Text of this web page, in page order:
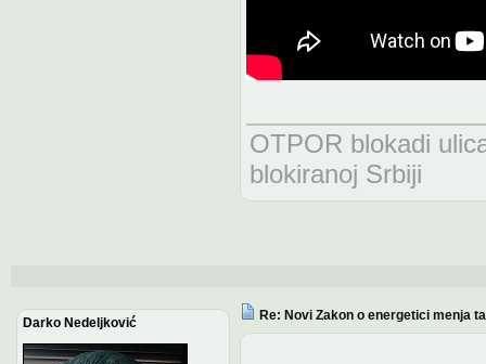
OTPOR blokadi
blokiranoj Srbiji
Darko Nedeljković
Re: Novi Zakon o energetici menja